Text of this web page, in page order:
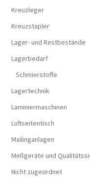
Kreuzleger
Kreuzstapler
Lager- und Restbestände
Lagerbedarf
Schmierstoffe
Lagertechnik
Laminiermaschinen
Luftseitentisch
Mailinganlagen
Meßgeräte und
Nicht zugeordnet